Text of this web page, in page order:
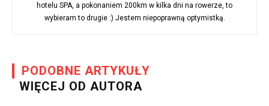
hotelu SPA, a pokonaniem 200km w kilka dni na rowerze, to
wybieram to drugie :) Jestem niepoprawną optymistką.
PODOBNE ARTYKUŁY
WIĘCEJ OD AUTORA